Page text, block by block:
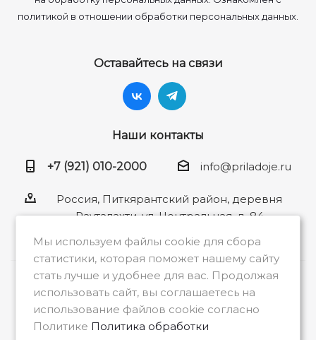
политикой в отношении обработки персональных данных.
Оставайтесь на связи
Наши контакты
+7 (921) 010-2000 info@priladoje.ru
Россия, Питкярантский район, деревня
Рауталахти, ул. Центральная, д. 84
2026 © Общество с ограниченной
ответственностью «Приладожье»
Мы используем файлы cookie для сбора
статистики, которая поможет нашему сайту
стать лучше и удобнее для вас. Продолжая
использовать сайт, вы соглашаетесь на
использование файлов cookie согласно
Политике Политика обработки